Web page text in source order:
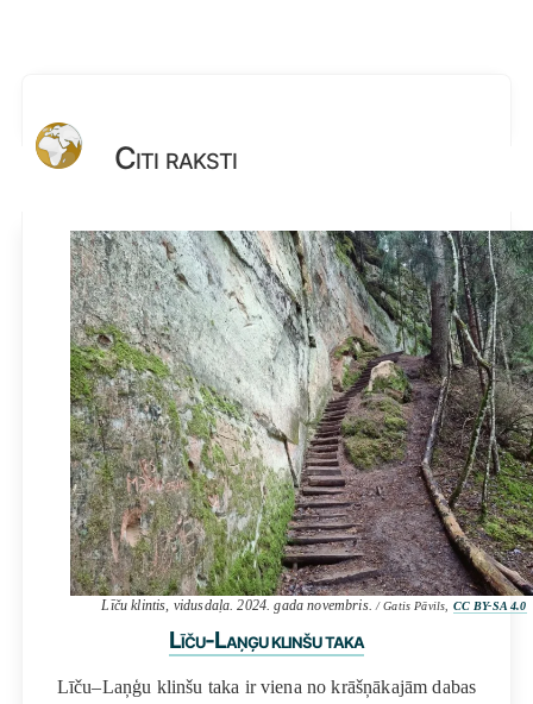
Citi raksti
Līču klintis, vidusdaļa. 2024. gada novembris./ Gatis Pāvils, CC BY-SA 4.0
Līču-Laņģu klinšu taka
Līču–Laņģu klinšu taka ir viena no krāšņākajām dabas